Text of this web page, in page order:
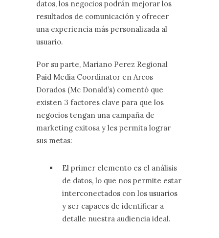
datos, los negocios podrán mejorar los
resultados de comunicación y ofrecer
una experiencia más personalizada al
usuario.
Por su parte, Mariano Perez Regional
Paid Media Coordinator en Arcos
Dorados (Mc Donald’s) comentó que
existen 3 factores clave para que los
negocios tengan una campaña de
marketing exitosa y les permita lograr
sus metas:
El primer elemento es el análisis
de datos, lo que nos permite estar
interconectados con los usuarios
y ser capaces de identificar a
detalle nuestra audiencia ideal.